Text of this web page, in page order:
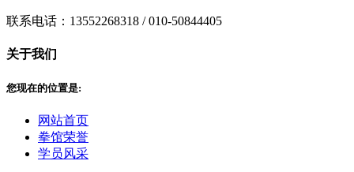
联系电话：13552268318 / 010-50844405
关于我们
您现在的位置是:
网站首页
拳馆荣誉
学员风采